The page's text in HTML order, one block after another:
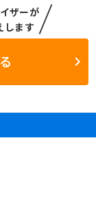
ザーが
します